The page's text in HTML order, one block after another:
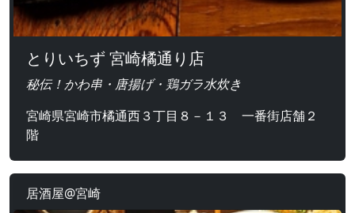
とりいちず 宮崎橘通り店
秘伝！かわ串・唐揚げ・鶏ガラ水炊き
宮崎県宮崎市橘通西３丁目８－１３ 一番街店舗２
階
居酒屋@宮崎